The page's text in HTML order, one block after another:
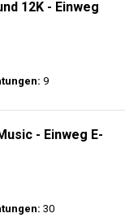
12K - Einweg
9
- Einweg E-
30